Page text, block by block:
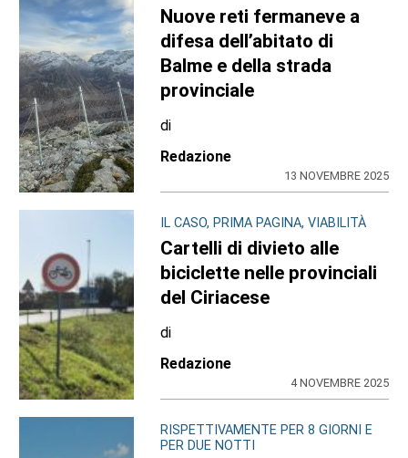
Nuove reti fermaneve a
difesa dell’abitato di
Balme e della strada
provinciale
di
Redazione
13 NOVEMBRE 2025
IL CASO, PRIMA PAGINA, VIABILITÀ
Cartelli di divieto alle
biciclette nelle provinciali
del Ciriacese
di
Redazione
4 NOVEMBRE 2025
RISPETTIVAMENTE PER 8 GIORNI E
PER DUE NOTTI